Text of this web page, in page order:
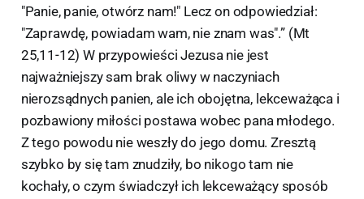
"Panie, panie, otwórz nam!" Lecz on odpowiedział:
"Zaprawdę, powiadam wam, nie znam was".” (Mt
25,11-12) W przypowieści Jezusa nie jest
najważniejszy sam brak oliwy w naczyniach
nierozsądnych panien, ale ich obojętna, lekceważąca i
pozbawiony miłości postawa wobec pana młodego.
Z tego powodu nie weszły do jego domu. Zresztą
szybko by się tam znudziły, bo nikogo tam nie
kochały, o czym świadczył ich lekceważący sposób